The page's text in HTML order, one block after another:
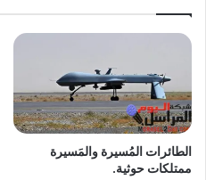
الطائرات المُسيرة والمَسيرة
ممتلكات حوثية.